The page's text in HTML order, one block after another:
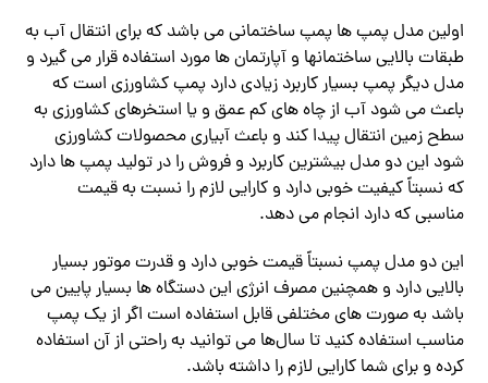
اولین مدل پمپ ها پمپ ساختمانی می باشد که برای انتقال آب به
طبقات بالایی ساختمانها و آپارتمان ها مورد استفاده قرار می گیرد و
مدل دیگر پمپ بسیار کاربرد زیادی دارد پمپ کشاورزی است که
باعث می شود آب از چاه های کم عمق و یا استخرهای کشاورزی به
سطح زمین انتقال پیدا کند و باعث آبیاری محصولات کشاورزی
شود این دو مدل بیشترین کاربرد و فروش را در تولید پمپ ها دارد
که نسبتاً کیفیت خوبی دارد و کارایی لازم را نسبت به قیمت
مناسبی که دارد انجام می دهد.
این دو مدل پمپ نسبتاً قیمت خوبی دارد و قدرت موتور بسیار
بالایی دارد و همچنین مصرف انرژی این دستگاه ها بسیار پایین می
باشد به صورت های مختلفی قابل استفاده است اگر از یک پمپ
مناسب استفاده کنید تا سال‌ها می‌ توانید به راحتی از آن استفاده
کرده و برای شما کارایی لازم را داشته باشد.